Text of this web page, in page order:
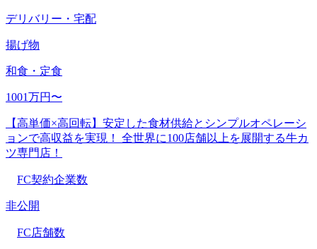
デリバリー・宅配
揚げ物
和食・定食
1001万円〜
【高単価×高回転】安定した食材供給とシンプルオペレーシ
ョンで高収益を実現！ 全世界に100店舗以上を展開する牛カ
ツ専門店！
FC契約企業数
非公開
FC店舗数